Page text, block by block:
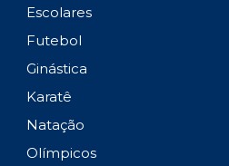
Escolares
Futebol
Ginástica
Karatê
Natação
Olímpicos